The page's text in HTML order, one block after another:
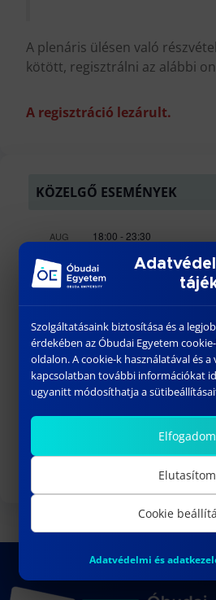
A plenáris ülésen való
kötött, regisztrálni az alábbi
A regisztráció lezárult.
KÖZELGŐ ESEMÉNYEK
AUG 18:00 -23:30
BÁNKI GÓLYATALI 2026
SZEPT
1
szeptember 01
Welcome Fesztivál
SZEPT
3
szeptember 03-
Bánki Gólyatábor –
SZEPT
3
10:15-13:00
DR. VARGA PÉTER
docens habilitációs
Naptár megtekintése
Szolgáltatásaink biztosítása és a
érdekében az Óbudai Egyetem
oldalon. A cookie-k használatával és
kapcsolatban további információkat
ugyanitt módosíthatja a
Elfogadom
Elutasítom
Cookie
Adatvédelmi és